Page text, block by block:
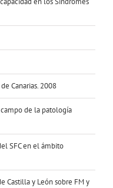
Canarias. 2008
de la patología
SFC en el ámbito
Castilla y León sobre FM y